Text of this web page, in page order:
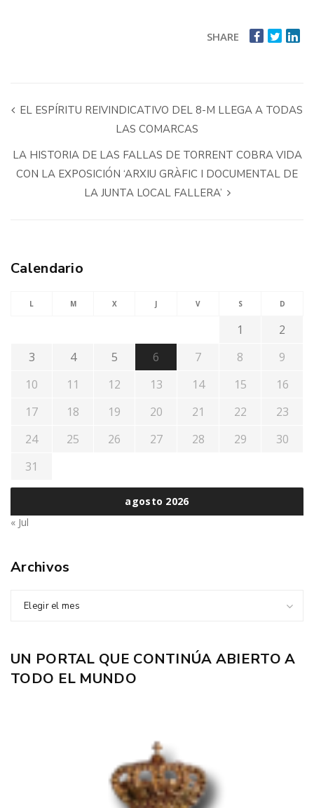
SHARE
EL ESPÍRITU REIVINDICATIVO DEL 8-M LLEGA A TODAS
LAS COMARCAS
LA HISTORIA DE LAS FALLAS DE TORRENT COBRA VIDA
CON LA EXPOSICIÓN ‘ARXIU GRÀFIC I DOCUMENTAL DE
LA JUNTA LOCAL FALLERA’
Calendario
agosto 2026
L M X J V S D
1
2
3
4 5 6 7 8
9
10
11 12 13 14 15
16
17
18 19 20 21 22
23
24
25 26 27 28 29
30
31
« Jul
Archivos
Elegir el mes
UN PORTAL QUE CONTINÚA ABIERTO A
TODO EL MUNDO